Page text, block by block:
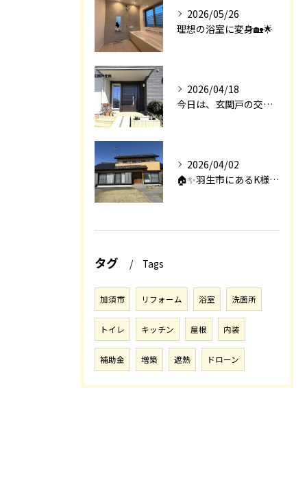
2026/05/26
理想の浴室に変身🏡🌟
2026/04/18
今日は、玄関戸の交換工事をご紹介します🚪✨。
2026/04/02
🏠✨羽生市にあるK様邸は、2008年に㈱エアロックで新築され...
タグ Tags
加須市 リフォーム 浴室 洗面所
トイレ キッチン 屋根 内装
補助金 増築 遮熱 ドローン